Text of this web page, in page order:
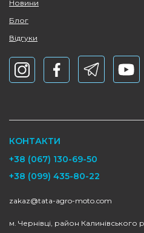
Новини
Блог
Відгуки
КОНТАКТИ
+38 (067) 130-69-50
+38 (099) 435-80-22
zakaz@tata-agro-moto.com
м. Чернівці, район Калинівського